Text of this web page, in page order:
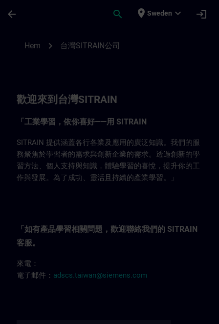
arrow_back search place Sweden expand_more login
Hem chevron_right 台灣SITRAIN公司
歡迎來到台灣SITRAIN
「工業學習，依你喜好——用 SITRAIN
SITRAIN 提供涵蓋各行各業及應用的廣泛知識。我們的服
務聚焦於學習者的需求與創新企業的需求。透過創新的學
習方法、個人支持與知識，體驗學習的喜悅，提升你的工
作與發展。為了成功、靈活且持續的產業學習。」
「如有產品學習相關問題，歡迎聯絡我們的 SITRAIN
客服。
來電：
電子郵件： adscs.taiwan@siemens.com